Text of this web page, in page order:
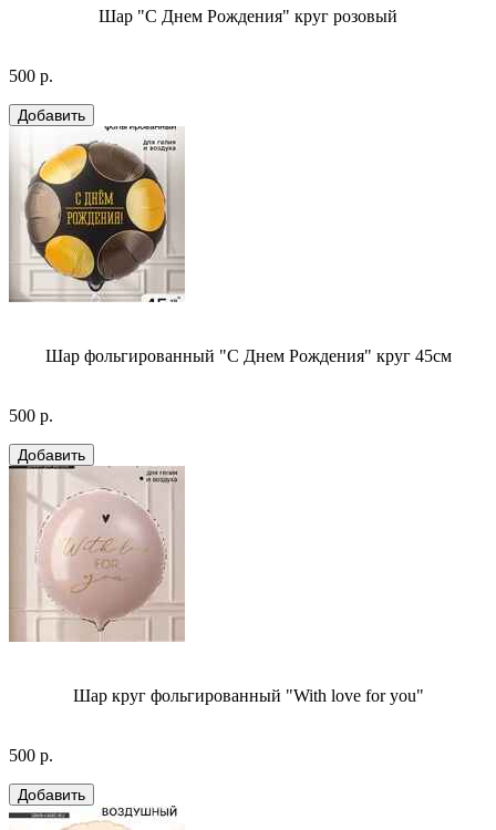
Шар "С Днем Рождения" круг розовый
500 р.
Шар фольгированный "С Днем Рождения" круг 45см
500 р.
Шар круг фольгированный "With love for you"
500 р.